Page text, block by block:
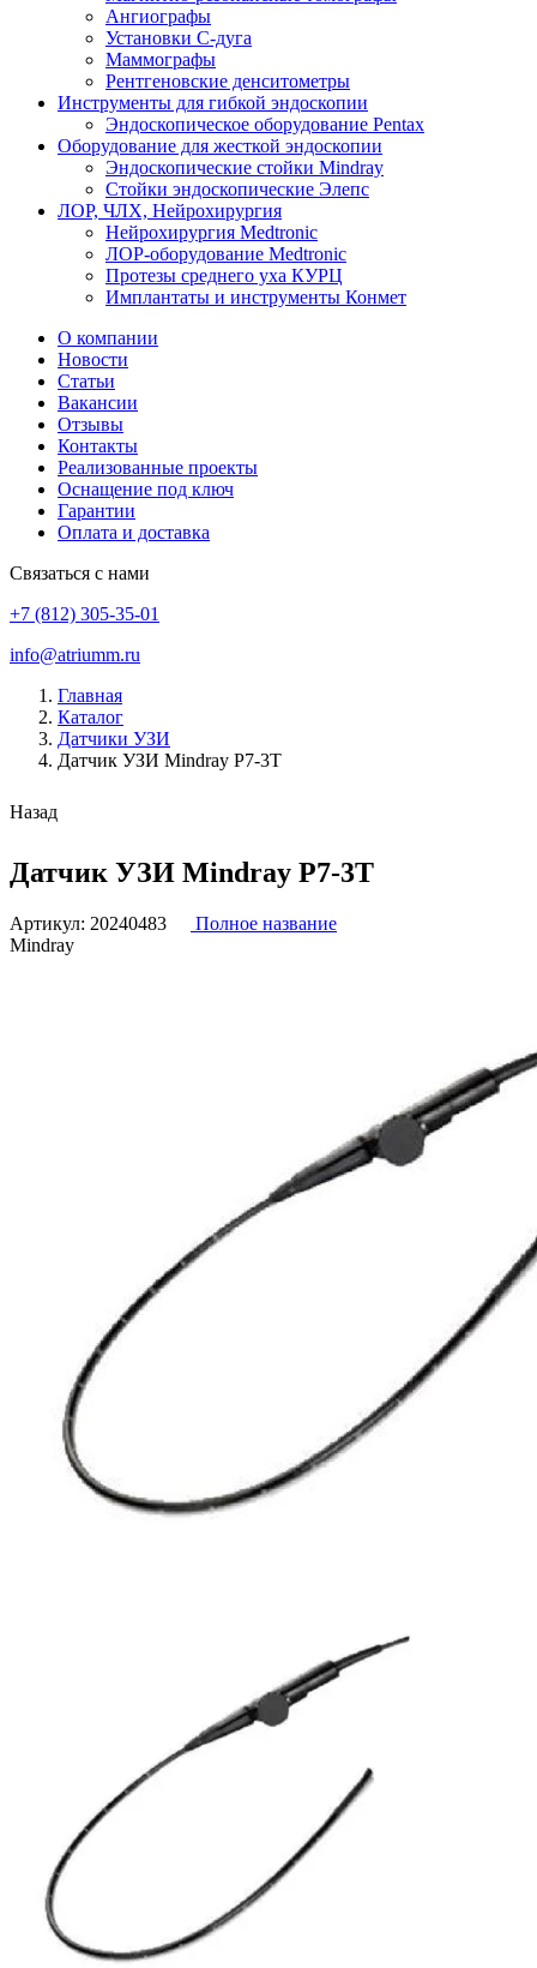
Ангиографы
Установки С-дуга
Маммографы
Рентгеновские денситометры
Инструменты для гибкой эндоскопии
Эндоскопическое оборудование Pentax
Оборудование для жесткой эндоскопии
Эндоскопические стойки Mindray
Стойки эндоскопические Элепс
ЛОР, ЧЛХ, Нейрохирургия
Нейрохирургия Medtronic
ЛОР-оборудование Medtronic
Протезы среднего уха КУРЦ
Имплантаты и инструменты Конмет
О компании
Новости
Статьи
Вакансии
Отзывы
Контакты
Реализованные проекты
Оснащение под ключ
Гарантии
Оплата и доставка
Связаться с нами
+7 (812) 305-35-01
info@atriumm.ru
Главная
Каталог
Датчики УЗИ
Датчик УЗИ Mindray P7-3T
Назад
Датчик УЗИ Mindray P7-3T
Артикул: 20240483
Полное название
Mindray